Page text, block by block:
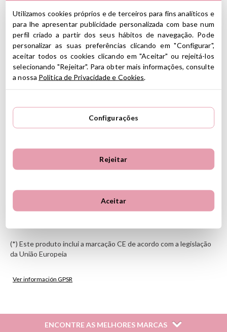
parchees, dominó, jogos de cartas e dados,
entre muitos outros.
Graças à sua versatilidade, permite que você jogue sozinho ou em
grupo, adaptando-se a diferentes idades, níveis e preferências. É
ideal para reuniões familiares, noites de jogos ou momentos de
lazer compartilhado, incentivando a interação social e o
aprendizado brincando
Seu formato compacto facilita o armazenamento e o transporte,
permitindo que você leve a diversão para qualquer lugar.
Dimensões da caixa: 27 x 5 x 39cm
dados e vários jogos adicionais
Começando com um jogador
A partir dos 6 anos
(*) Este produto inclui a marcação CE de acordo com a legislação
da União Europeia
Ver información GPSR
sobre Seguridad General de Productos (GPSR).
ENCONTRE AS MELHORES MARCAS
Utilizamos cookies próprios e de terceiros para fins analíticos e
para lhe apresentar publicidade personalizada com base num
perfil criado a partir dos seus hábitos de navegação. Pode
personalizar as suas preferências clicando em "Configurar",
aceitar todos os cookies clicando em "Aceitar" ou rejeitá-los
selecionando "Rejeitar". Para obter mais informações, consulte
a nossa Política de Privacidade e Cookies
Configurações
Rejeitar
Aceitar